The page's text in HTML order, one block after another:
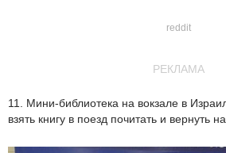
reddit
РЕКЛАМА
11. Мини-библиотека на вокзале в
взять книгу в поезд почитать и вернуть